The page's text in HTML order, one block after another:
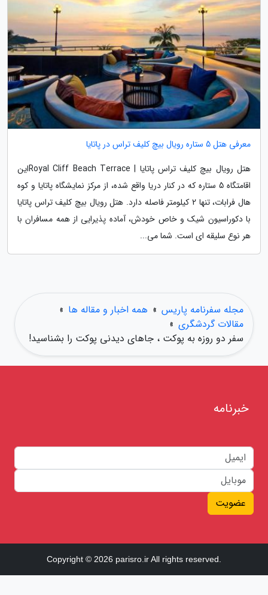
معرفی هتل 5 ستاره رویال بیچ کلیف تراس در پاتایا
هتل رویال بیچ کلیف تراس پاتایا | Royal Cliff Beach Terraceاین
اقامتگاه 5 ستاره که در کنار دریا واقع شده، از مرکز نمایشگاه پاتایا و کوه
هال فرابات، تنها 2 کیلومتر فاصله دارد. هتل رویال بیچ کلیف تراس پاتایا
با دکوراسیون شیک و خاص خودش، آماده پذیرایی از همه مسافران با
هر نوع سلیقه ای است. شما می...
مجله سفرنامه پاریس » همه اخبار و مقاله ها »
مقالات گردشگری »
سفر دو روزه به پوکت ، جاهای دیدنی پوکت را بشناسید!
خبرنامه
عضویت
Copyright © 2026 parisro.ir All rights reserved.